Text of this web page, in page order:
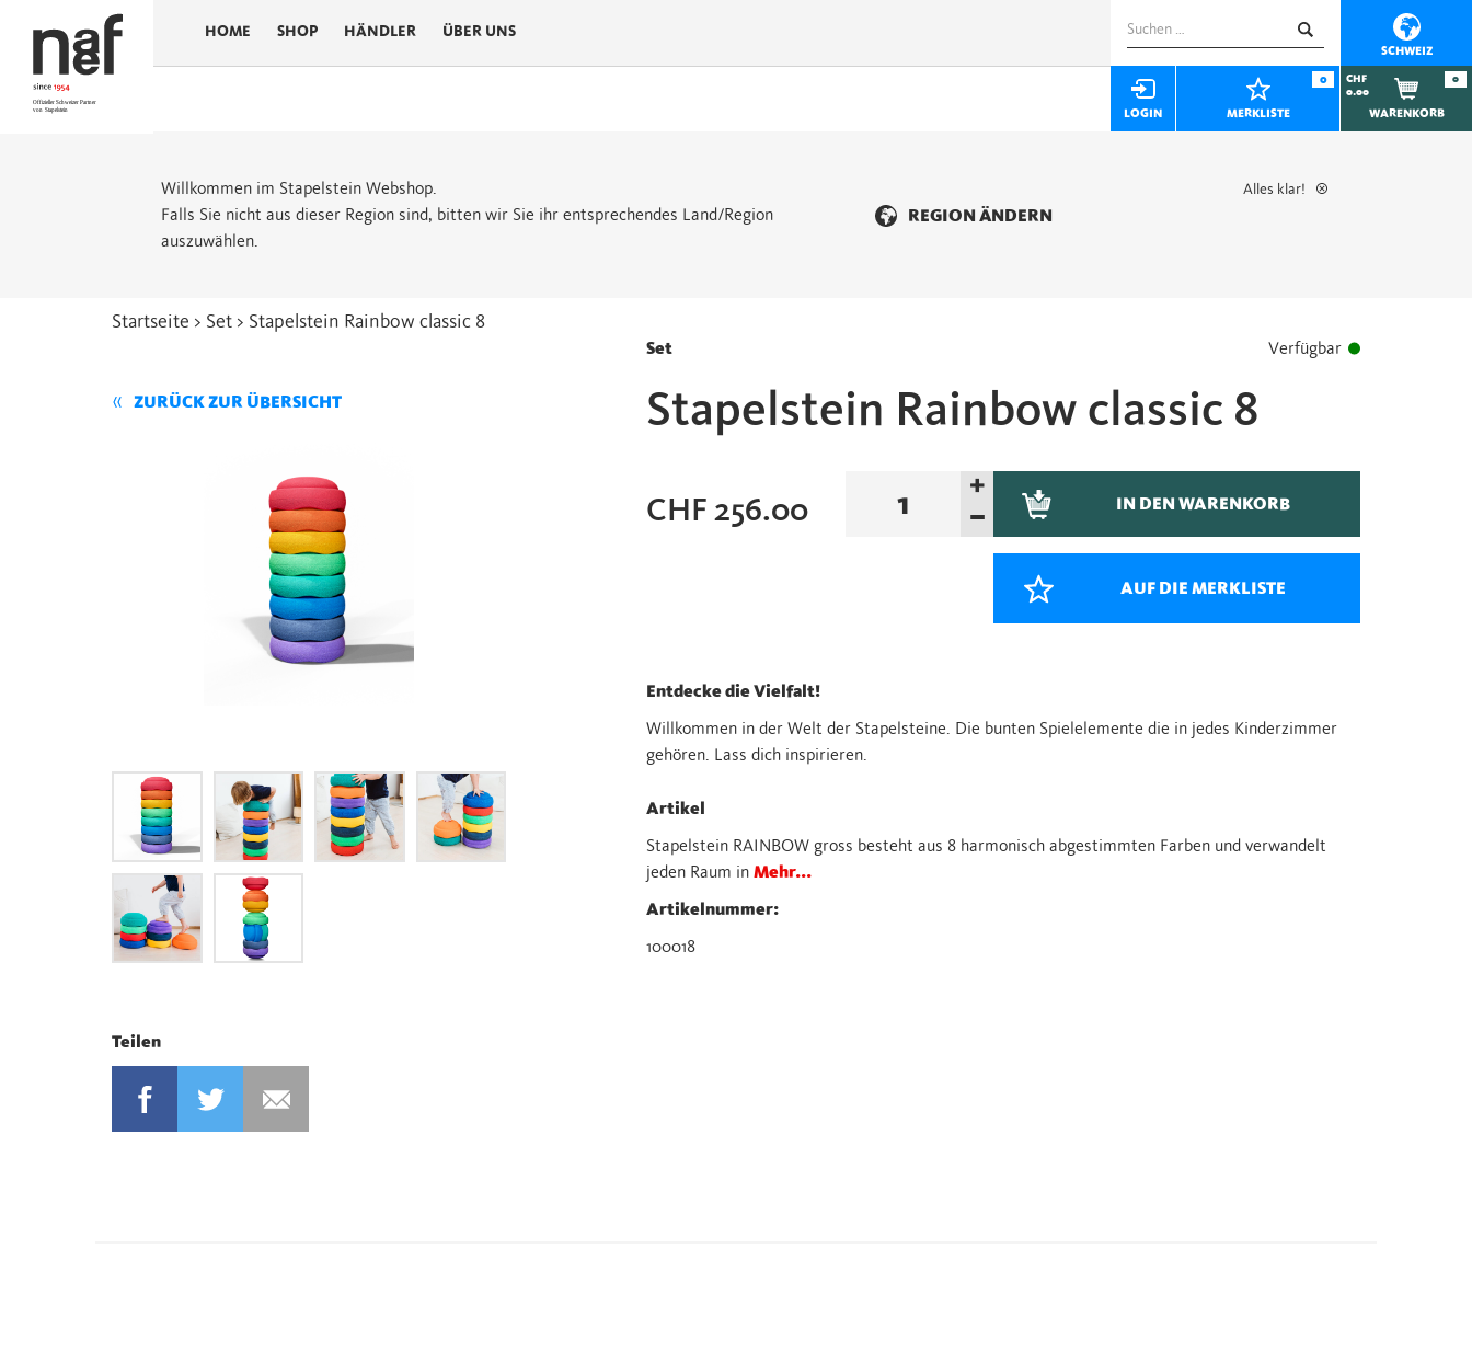
HOME SHOP HÄNDLER ÜBER UNS
SCHWEIZ
Suchen
nach:
LOGIN MERKLISTE
0
CHF
0.00
WARENKORB
0
Willkommen im Stapelstein Webshop.
Falls Sie nicht aus dieser Region sind, bitten wir Sie ihr entsprechendes Land/Region
auszuwählen.
REGION ÄNDERN
Alles klar!
Startseite > Set > Stapelstein Rainbow classic 8
ZURÜCK ZUR ÜBERSICHT
Teilen
FACEBOOKTWITTER MAIL
Set Verfügbar
Stapelstein Rainbow classic 8
CHF 256.00
+
–
IN DEN WARENKORB
AUF DIE MERKLISTE
Entdecke die Vielfalt!
Willkommen in der Welt der Stapelsteine. Die bunten Spielelemente die in jedes Kinderzimmer
gehören. Lass dich inspirieren.
Artikel
Stapelstein RAINBOW gross besteht aus 8 harmonisch abgestimmten Farben und verwandelt
jeden Raum in Mehr...
Artikelnummer:
100018